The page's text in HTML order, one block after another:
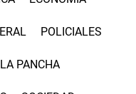
POLICIALES
LA PANCHA